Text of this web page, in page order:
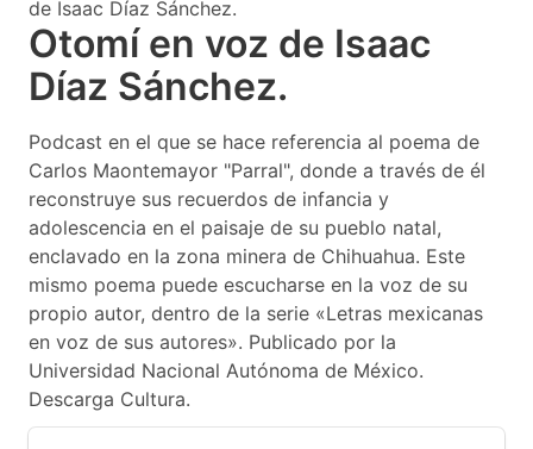
de Isaac Díaz Sánchez.
Otomí en voz de Isaac
Díaz Sánchez.
Podcast en el que se hace referencia al poema de
Carlos Maontemayor "Parral", donde a través de él
reconstruye sus recuerdos de infancia y
adolescencia en el paisaje de su pueblo natal,
enclavado en la zona minera de Chihuahua. Este
mismo poema puede escucharse en la voz de su
propio autor, dentro de la serie «Letras mexicanas
en voz de sus autores». Publicado por la
Universidad Nacional Autónoma de México.
Descarga Cultura.